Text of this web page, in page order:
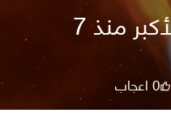
انفجار شمسي هو الأكبر منذ 7
0اعجاب